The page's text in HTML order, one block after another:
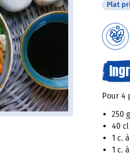
Plat
Pour 4
250
40
1 c.
1 c.